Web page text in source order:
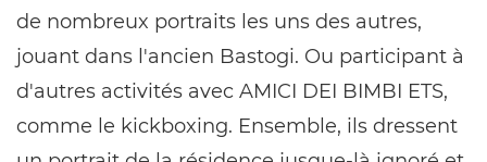
de nombreux portraits les uns des autres,
jouant dans l'ancien Bastogi. Ou participant à
d'autres activités avec AMICI DEI BIMBI ETS,
comme le kickboxing. Ensemble, ils dressent